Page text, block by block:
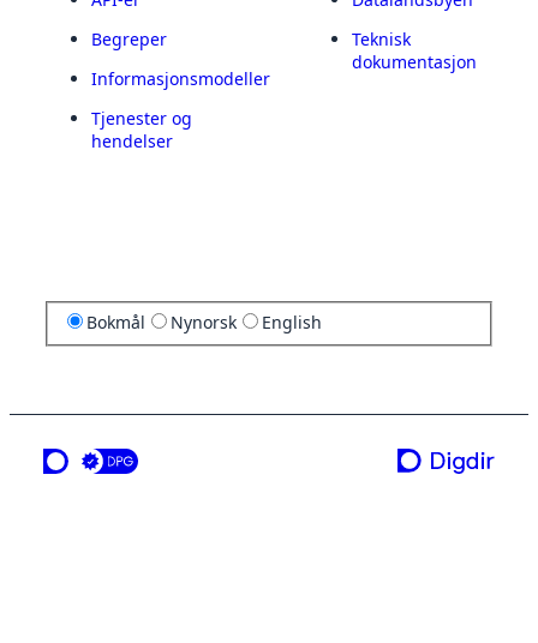
Begreper
Informasjonsmodeller
Tjenester og
hendelser
Teknisk
dokumentasjon
Bokmål Nynorsk English